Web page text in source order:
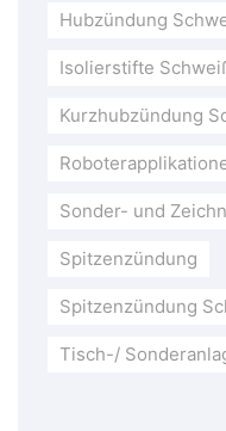
Hubzündung
Isolierstifte
Kurzhubzündung
Sonder- und
Spitzenzündung
Spitzenzündung
Tisch-/